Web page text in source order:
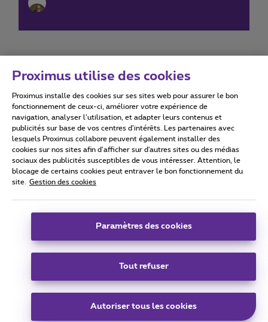
Conditions d'utilisation Accessibility statement
Tous droits réservés. © 2026 Proximus
Conditions générales, info consommateur
Coordonnées de l’entreprise
Boulevard du Roi Albert II 27 - B-1030 Bruxelles.
Carrier & Wholesale Solutions
|Telindus
Proximus utilise des cookies
Proximus installe des cookies sur ses sites web pour assurer le bon
fonctionnement de ceux-ci, améliorer votre expérience de
navigation, analyser l’utilisation, et adapter leurs contenus et
publicités sur base de vos centres d’intérêts. Les partenaires avec
lesquels Proximus collabore peuvent également installer des
cookies sur nos sites afin d’afficher sur d'autres sites ou des médias
sociaux des publicités susceptibles de vous intéresser. Attention, le
blocage de certains cookies peut entraver le bon fonctionnement du
site.
Gestion des cookies
Paramètres des cookies
Tout refuser
Autoriser tous les cookies